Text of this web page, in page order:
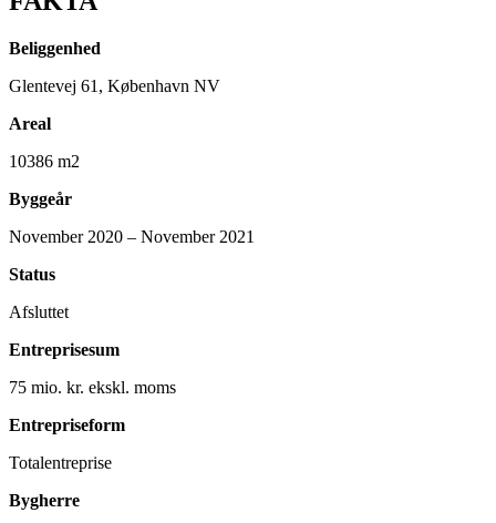
Beliggenhed
Glentevej 61, København NV
Areal
10386 m2
Byggeår
November 2020 – November 2021
Status
Afsluttet
Entreprisesum
75 mio. kr. ekskl. moms
Entrepriseform
Totalentreprise
Bygherre